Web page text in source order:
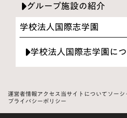
グループ施設の紹介
学校法人国際志学園
学校法人国際志学園に
運営者情報アクセス当サイトについてソー
プライバシーポリシー